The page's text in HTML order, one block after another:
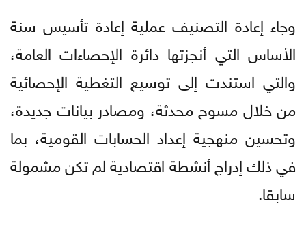
وجاء إعادة التصنيف عملية إعادة تأسيس سنة
الأساس التي أنجزتها دائرة الإحصاءات العامة،
والتي استندت إلى توسيع التغطية الإحصائية
من خلال مسوح محدثة، ومصادر بيانات جديدة،
وتحسين منهجية إعداد الحسابات القومية، بما
في ذلك إدراج أنشطة اقتصادية لم تكن مشمولة
سابقا.